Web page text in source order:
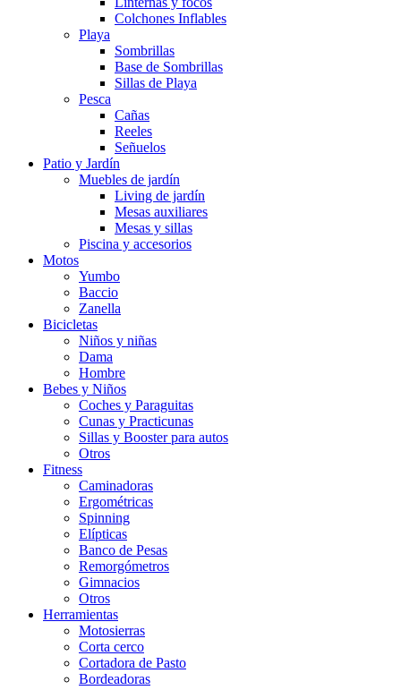
Colchones Inflables
Playa
Sombrillas
Base de Sombrillas
Sillas de Playa
Pesca
Cañas
Reeles
Señuelos
Patio y Jardín
Muebles de jardín
Living de jardín
Mesas auxiliares
Mesas y sillas
Piscina y accesorios
Motos
Yumbo
Baccio
Zanella
Bicicletas
Niños y niñas
Dama
Hombre
Bebes y Niños
Coches y Paraguitas
Cunas y Practicunas
Sillas y Booster para autos
Otros
Fitness
Caminadoras
Ergométricas
Spinning
Elípticas
Banco de Pesas
Remorgómetros
Gimnacios
Otros
Herramientas
Motosierras
Corta cerco
Cortadora de Pasto
Bordeadoras